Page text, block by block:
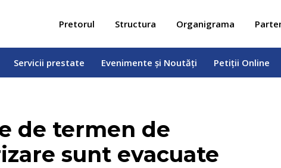
Pretorul Structura Organigrama
Servicii prestate Evenimente și Noutăți Petiții Online
de termen de
sunt evacuate
Servicii prestate Evenimente și Noutăți Petiții Online